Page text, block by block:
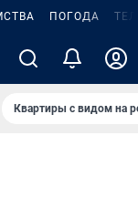
ПОГОДА
Квартиры с видом на